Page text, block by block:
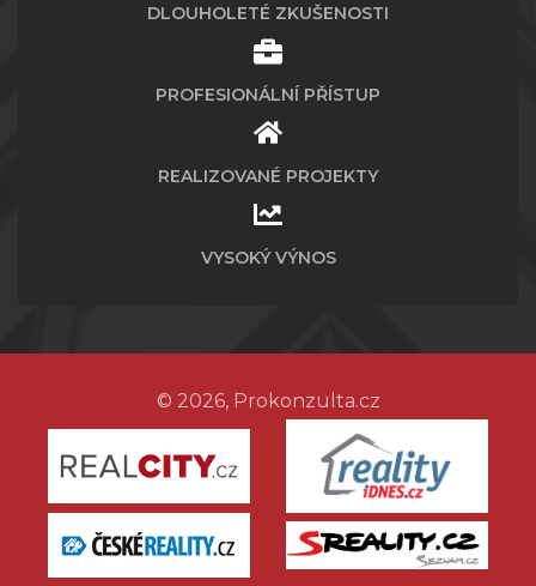
DLOUHOLETÉ ZKUŠENOSTI
PROFESIONÁLNÍ PŘÍSTUP
REALIZOVANÉ PROJEKTY
VYSOKÝ VÝNOS
© 2026, Prokonzulta.cz